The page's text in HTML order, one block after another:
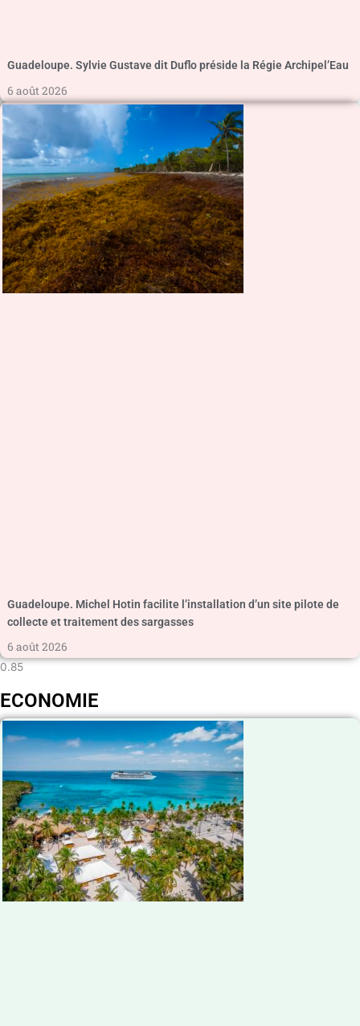
Guadeloupe. Sylvie Gustave dit Duflo préside la Régie Archipel’Eau
6 août 2026
Guadeloupe. Michel Hotin facilite l’installation d’un site pilote de
collecte et traitement des sargasses
6 août 2026
ECONOMIE